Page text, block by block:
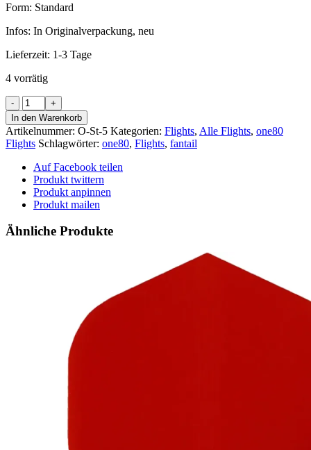
Form: Standard
Infos: In Originalverpackung, neu
Lieferzeit: 1-3 Tage
4 vorrätig
one80
Flights
-
Standard
-
Dartscheibe
rot
Menge
In den Warenkorb
Artikelnummer: O-St-5 Kategorien: Flights, Alle Flights, one80
Flights Schlagwörter: one80, Flights, fantail
Auf Facebook teilen
Produkt twittern
Produkt anpinnen
Produkt mailen
Ähnliche Produkte